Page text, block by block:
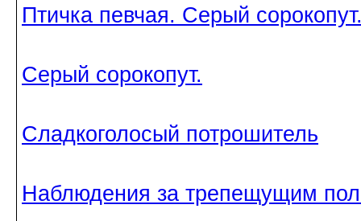
Птичка певчая. Серый
Серый сорокопут.
Сладкоголосый потрошитель
Наблюдения за трепещущим